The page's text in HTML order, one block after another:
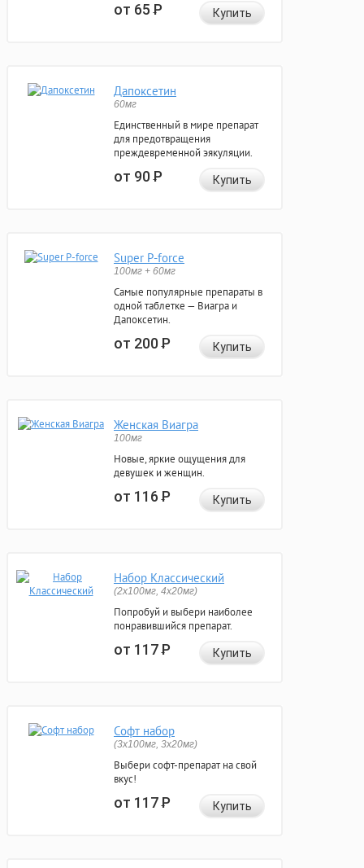
от 65Р Купить
Дапоксетин
60мг
Единственный в мире препарат
для предотвращения
преждевременной эякуляции.
от 90Р Купить
Super P-force
100мг + 60мг
Самые популярные препараты в
одной таблетке — Виагра и
Дапоксетин.
от 200Р Купить
Женская Виагра
100мг
Новые, яркие ощущения для
девушек и женщин.
от 116Р Купить
Набор Классический
(2x100мг, 4x20мг)
Попробуй и выбери наиболее
понравившийся препарат.
от 117Р Купить
Софт набор
(3x100мг, 3x20мг)
Выбери софт-препарат на свой
вкус!
от 117Р Купить